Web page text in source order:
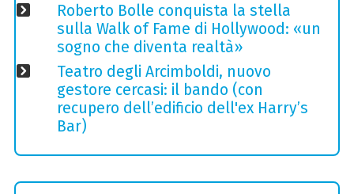
Roberto Bolle conquista la stella
sulla Walk of Fame di Hollywood: «un
sogno che diventa realtà»
Teatro degli Arcimboldi, nuovo
gestore cercasi: il bando (con
recupero dell’edificio dell'ex Harry’s
Bar)